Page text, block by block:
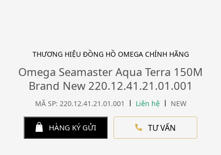
THƯƠNG HIỆU ĐỒNG HỒ OMEGA CHÍNH HÃNG
Omega Seamaster Aqua Terra 150M
Brand New 220.12.41.21.01.001
MÃ SP: 220.12.41.21.01.001 Liên hệ NEW
HÀNG KÝ GỬI TƯ VẤN